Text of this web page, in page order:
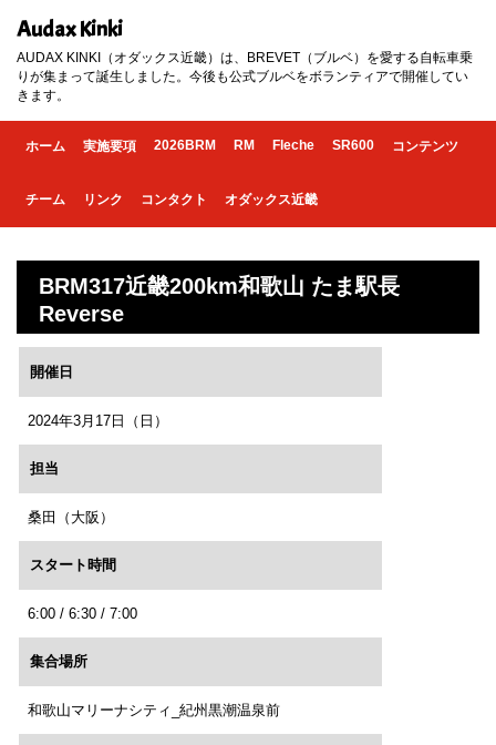
Audax Kinki
AUDAX KINKI（オダックス近畿）は、BREVET（ブルベ）を愛する自転車乗
りが集まって誕生しました。今後も公式ブルベをボランティアで開催してい
きます。
ホーム 実施要項 2026BRM RM Fleche SR600 コンテンツ
チーム リンク コンタクト オダックス近畿
BRM317近畿200km和歌山 たま駅長
Reverse
開催日
2024年3月17日（日）
担当
桑田（大阪）
スタート時間
6:00 / 6:30 / 7:00
集合場所
和歌山マリーナシティ_紀州黒潮温泉前